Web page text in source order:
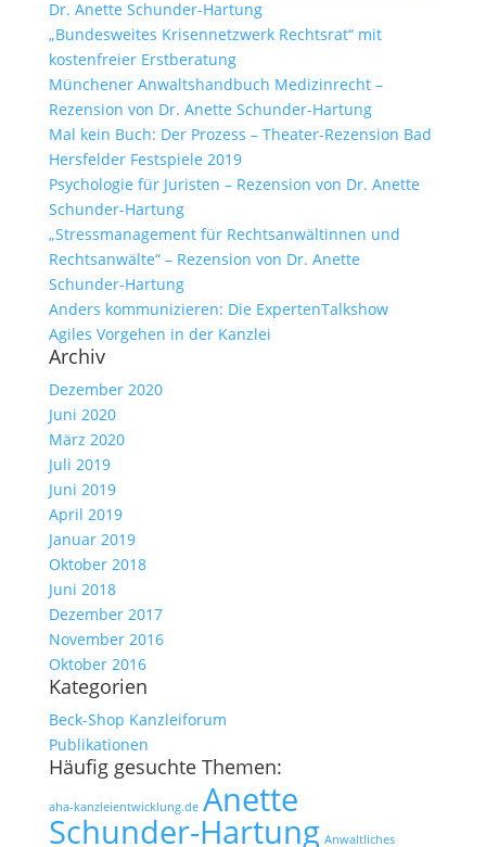
Dr. Anette Schunder-Hartung
„Bundesweites Krisennetzwerk Rechtsrat“ mit
kostenfreier Erstberatung
Münchener Anwaltshandbuch Medizinrecht –
Rezension von Dr. Anette Schunder-Hartung
Mal kein Buch: Der Prozess – Theater-Rezension Bad
Hersfelder Festspiele 2019
Psychologie für Juristen – Rezension von Dr. Anette
Schunder-Hartung
„Stressmanagement für Rechtsanwältinnen und
Rechtsanwälte“ – Rezension von Dr. Anette
Schunder-Hartung
Anders kommunizieren: Die ExpertenTalkshow
Agiles Vorgehen in der Kanzlei
Archiv
Dezember 2020
Juni 2020
März 2020
Juli 2019
Juni 2019
April 2019
Januar 2019
Oktober 2018
Juni 2018
Dezember 2017
November 2016
Oktober 2016
Kategorien
Beck-Shop Kanzleiforum
Publikationen
Häufig gesuchte Themen:
aha-kanzleientwicklung.de Anette
Schunder-Hartung Anwaltliches